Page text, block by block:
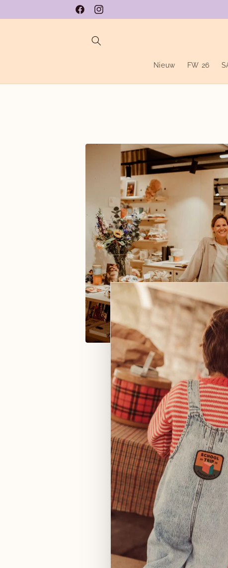
content
FacebookInstagram
Nieuw FW 26
We wilden een winkel
op hun gemak voelen.
Een winkel met mooie,
en kids essentials waar
centraal staat, omdat wij
kunnen maken.
Ondertussen zijn we bijna
dankbaar dat we elke dag
We hopen je héél snel te
Julie & Roxanne